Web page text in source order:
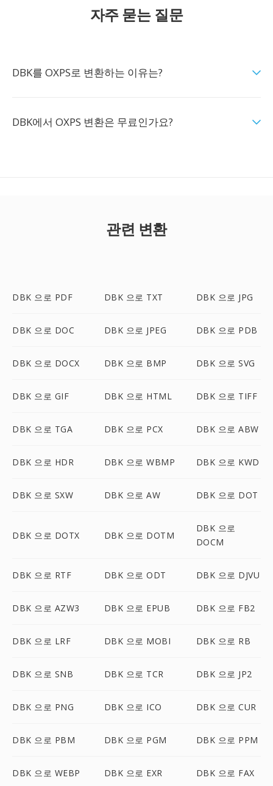
자주 묻는 질문
DBK를 OXPS로 변환하는 이유는?
DBK에서 OXPS 변환은 무료인가요?
관련 변환
DBK 으로 PDF DBK 으로 TXT DBK 으로 JPG
DBK 으로 DOC DBK 으로 JPEG DBK 으로 PDB
DBK 으로 DOCX DBK 으로 BMP DBK 으로 SVG
DBK 으로 GIF DBK 으로 HTML DBK 으로 TIFF
DBK 으로 TGA DBK 으로 PCX DBK 으로 ABW
DBK 으로 HDR DBK 으로 WBMP DBK 으로 KWD
DBK 으로 SXW DBK 으로 AW DBK 으로 DOT
DBK 으로 DOTX DBK 으로 DOTM
DBK 으로
DOCM
DBK 으로 RTF DBK 으로 ODT DBK 으로 DJVU
DBK 으로 AZW3 DBK 으로 EPUB DBK 으로 FB2
DBK 으로 LRF DBK 으로 MOBI DBK 으로 RB
DBK 으로 SNB DBK 으로 TCR DBK 으로 JP2
DBK 으로 PNG DBK 으로 ICO DBK 으로 CUR
DBK 으로 PBM DBK 으로 PGM DBK 으로 PPM
DBK 으로 WEBP DBK 으로 EXR DBK 으로 FAX